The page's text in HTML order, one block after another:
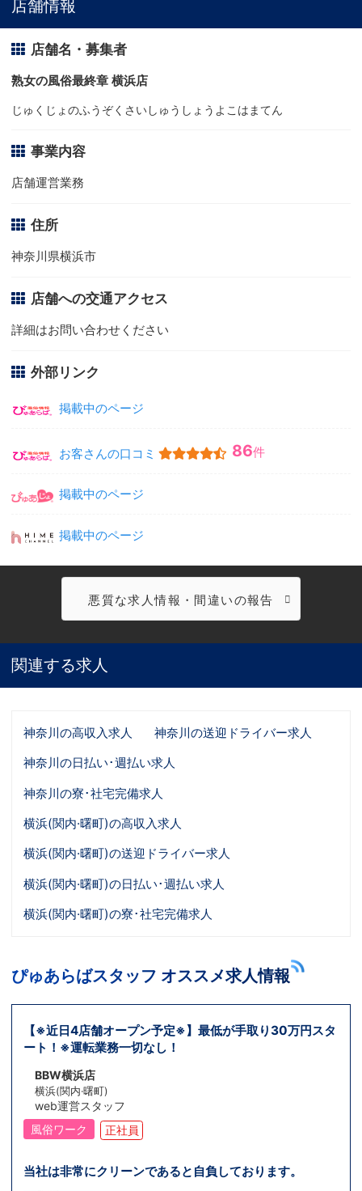
店舗情報
店舗名・募集者
熟女の風俗最終章 横浜店
じゅくじょのふうぞくさいしゅうしょうよこはまてん
事業内容
店舗運営業務
住所
神奈川県横浜市
店舗への交通アクセス
詳細はお問い合わせください
外部リンク
掲載中のページ
お客さんの口コミ 86件
掲載中のページ
掲載中のページ
悪質な求人情報・間違いの報告
関連する求人
神奈川の高収入求人
神奈川の送迎ドライバー求人
神奈川の日払い･週払い求人
神奈川の寮･社宅完備求人
横浜(関内·曙町)の高収入求人
横浜(関内·曙町)の送迎ドライバー求人
横浜(関内·曙町)の日払い･週払い求人
横浜(関内·曙町)の寮･社宅完備求人
ぴゅあらばスタッフ オススメ求人情報
【※近日4店舗オープン予定※】最低が手取り30万円スタ
ート！※運転業務一切なし！
BBW横浜店
横浜(関内·曙町)
web運営スタッフ
風俗ワーク
正社員
当社は非常にクリーンであると自負しております。